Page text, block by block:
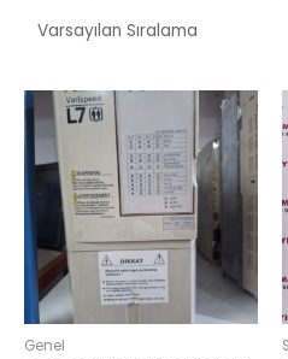
Genel